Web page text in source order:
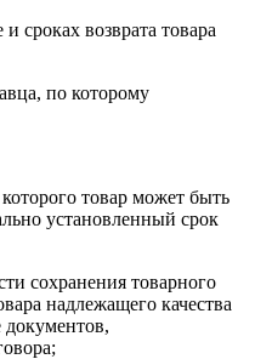
сроках возврата товара
по которому
товар может быть
установленный срок
сохранения товарного
надлежащего качества
документов,